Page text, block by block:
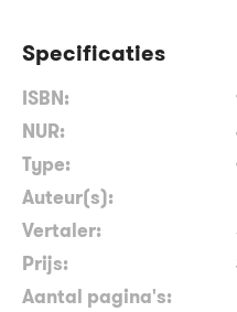
Specificaties
ISBN:
NUR:
Type:
Auteur(s):
Vertaler:
Prijs:
Aantal pagina's: